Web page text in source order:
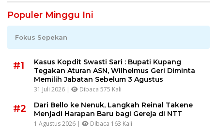
Populer Minggu Ini
Fokus Sepekan
#1
Kasus Kopdit Swasti Sari : Bupati Kupang
Tegakan Aturan ASN, Wilhelmus Geri Diminta
Memilih Jabatan Sebelum 3 Agustus
31 Juli 2026 | Dibaca 575 Kali
#2
Dari Bello ke Nenuk, Langkah Reinal Takene
Menjadi Harapan Baru bagi Gereja di NTT
1 Agustus 2026 | Dibaca 163 Kali